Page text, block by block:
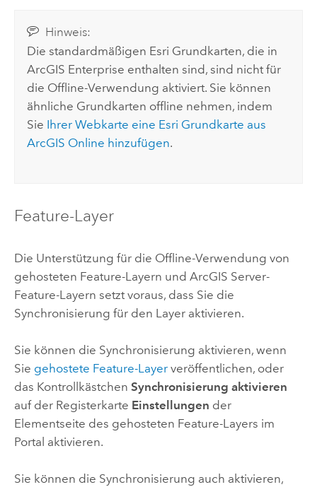
Hinweis:
Die standardmäßigen Esri Grundkarten, die in
ArcGIS Enterprise enthalten sind, sind nicht für
die Offline-Verwendung aktiviert. Sie können
ähnliche Grundkarten offline nehmen, indem
Sie Ihrer Webkarte eine Esri Grundkarte aus
ArcGIS Online hinzufügen.
Feature-Layer
Die Unterstützung für die Offline-Verwendung von
gehosteten Feature-Layern und ArcGIS Server-
Feature-Layern setzt voraus, dass Sie die
Synchronisierung für den Layer aktivieren.
Sie können die Synchronisierung aktivieren, wenn
Sie gehostete Feature-Layerveröffentlichen, oder
das Kontrollkästchen Synchronisierung aktivieren
auf der Registerkarte Einstellungen der
Elementseite des gehosteten Feature-Layers im
Portal aktivieren.
Sie können die Synchronisierung auch aktivieren,